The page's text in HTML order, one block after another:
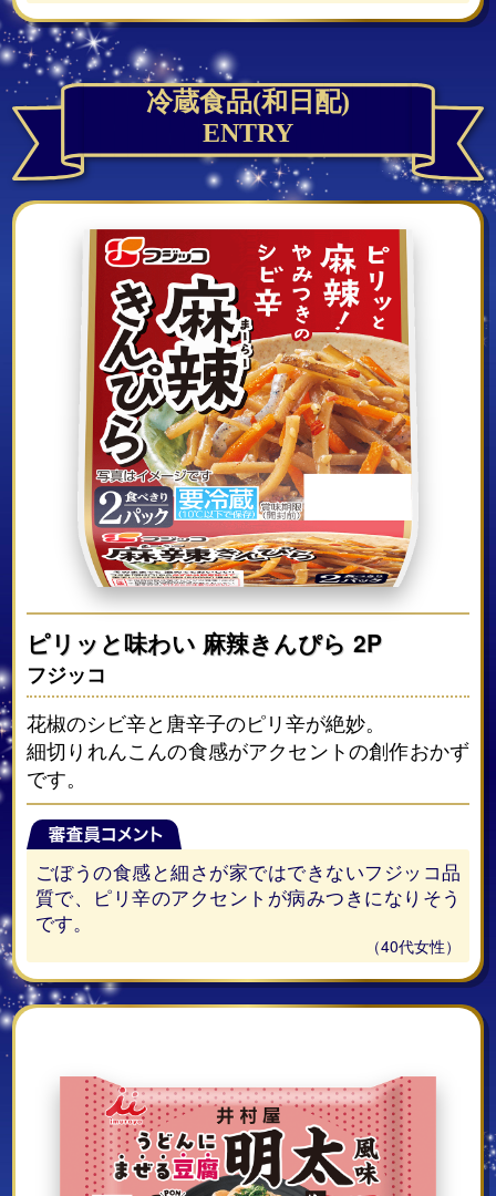
冷蔵食品(和日配)
ENTRY
ピリッと味わい 麻辣きんぴら 2P
フジッコ
花椒のシビ辛と唐辛子のピリ辛が絶妙。
細切りれんこんの食感がアクセントの創作おかず
です。
ごぼうの食感と細さが家ではできないフジッコ品
質で、ピリ辛のアクセントが病みつきになりそう
です。
（40代女性）